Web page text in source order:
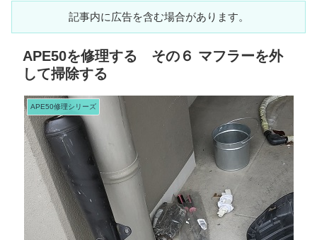
記事内に広告を含む場合があります。
APE50を修理する その６ マフラーを外
して掃除する
APE50修理シリーズ